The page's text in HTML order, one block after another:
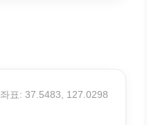
좌표: 37.5483, 127.0298